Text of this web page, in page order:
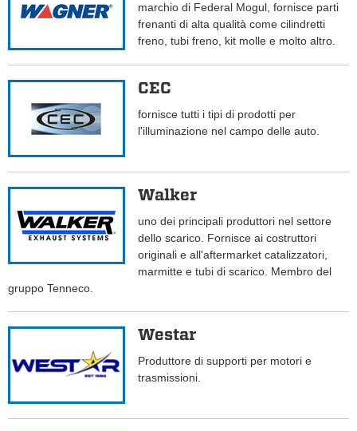
marchio di Federal Mogul, fornisce parti
frenanti di alta qualità come cilindretti
freno, tubi freno, kit molle e molto altro.
CEC
fornisce tutti i tipi di prodotti per
l'illuminazione nel campo delle auto.
Walker
uno dei principali produttori nel settore
dello scarico. Fornisce ai costruttori
originali e all'aftermarket catalizzatori,
marmitte e tubi di scarico. Membro del
gruppo Tenneco.
Westar
Produttore di supporti per motori e
trasmissioni.